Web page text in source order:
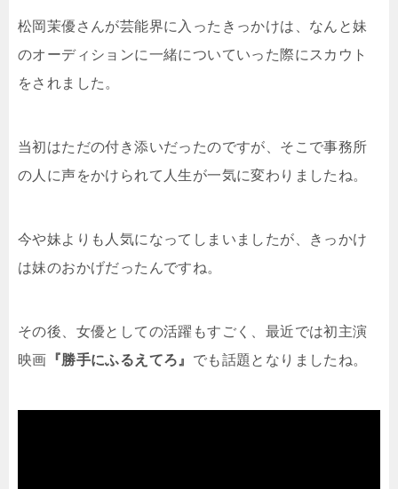
松岡茉優さんが芸能界に入ったきっかけは、なんと妹
のオーディションに一緒についていった際にスカウト
をされました。
当初はただの付き添いだったのですが、そこで事務所
の人に声をかけられて人生が一気に変わりましたね。
今や妹よりも人気になってしまいましたが、きっかけ
は妹のおかげだったんですね。
その後、女優としての活躍もすごく、最近では初主演
映画 『勝手にふるえてろ』 でも話題となりましたね。